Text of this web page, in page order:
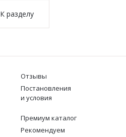
К разделу
Отзывы
Постановления
и условия
Премиум каталог
Рекомендуем